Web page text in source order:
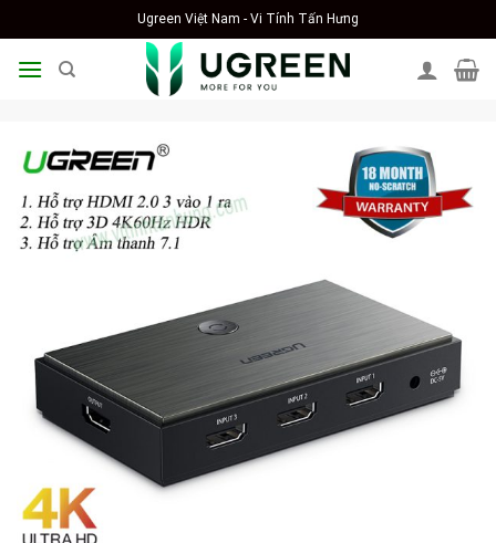
to
content
Ugreen Việt Nam - Vi Tính Tấn Hưng